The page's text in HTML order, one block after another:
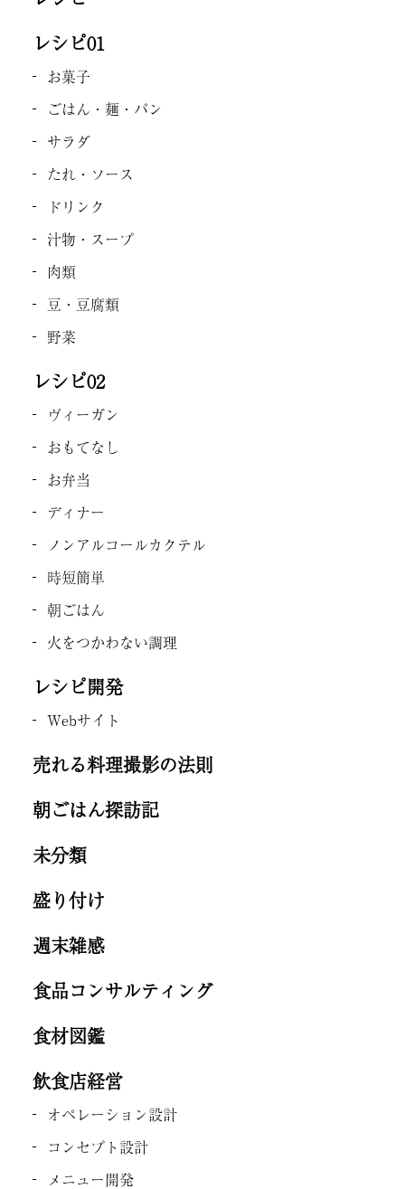
レシピ01
お菓子
ごはん・麺・パン
サラダ
たれ・ソース
ドリンク
汁物・スープ
肉類
豆・豆腐類
野菜
レシピ02
ヴィーガン
おもてなし
お弁当
ディナー
ノンアルコールカクテル
時短簡単
朝ごはん
火をつかわない調理
レシピ開発
Webサイト
売れる料理撮影の法則
朝ごはん探訪記
未分類
盛り付け
週末雑感
食品コンサルティング
食材図鑑
飲食店経営
オペレーション設計
コンセプト設計
メニュー開発